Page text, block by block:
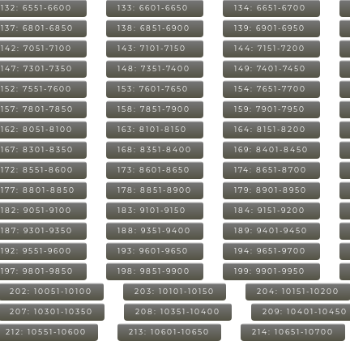
132: 6551-6600 133: 6601-6650 134: 6651-6700
137: 6801-6850 138: 6851-6900 139: 6901-6950
142: 7051-7100 143: 7101-7150 144: 7151-7200
147: 7301-7350 148: 7351-7400 149: 7401-7450
152: 7551-7600 153: 7601-7650 154: 7651-7700
157: 7801-7850 158: 7851-7900 159: 7901-7950
162: 8051-8100 163: 8101-8150 164: 8151-8200
167: 8301-8350 168: 8351-8400 169: 8401-8450
172: 8551-8600 173: 8601-8650 174: 8651-8700
177: 8801-8850 178: 8851-8900 179: 8901-8950
182: 9051-9100 183: 9101-9150 184: 9151-9200
187: 9301-9350 188: 9351-9400 189: 9401-9450
192: 9551-9600 193: 9601-9650 194: 9651-9700
197: 9801-9850 198: 9851-9900 199: 9901-9950
202: 10051-10100 203: 10101-10150 204: 10151-10200
207: 10301-10350 208: 10351-10400 209: 10401-10450
212: 10551-10600 213: 10601-10650 214: 10651-10700